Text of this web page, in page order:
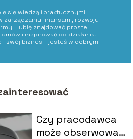
się wiedzą i praktycznymi
zarządzaniu finansami, rozwoju
Lubię znajdować proste
i inspirować do działania.
i swój biznes – jesteś w dobrym
Czy pracodawca
może obserwować